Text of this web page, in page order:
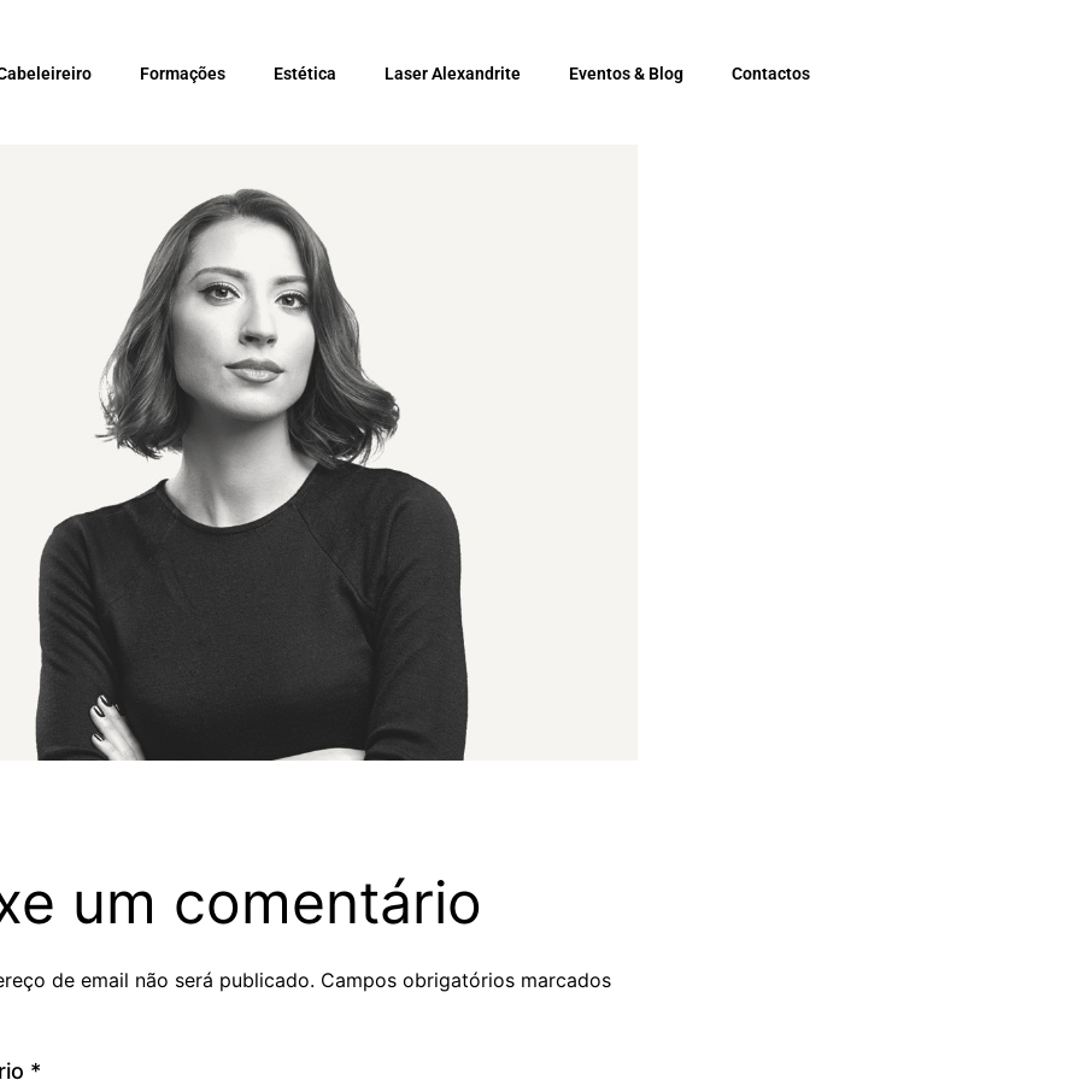
Formações Estética Laser Alexandrite Eventos & Blog Contactos
um comentário
de email não será publicado. Campos obrigatórios marcados
*